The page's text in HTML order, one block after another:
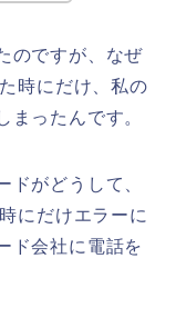
のですが、なぜ
時にだけ、私の
まったんです。
ドがどうして、
にだけエラーに
ド会社に電話を